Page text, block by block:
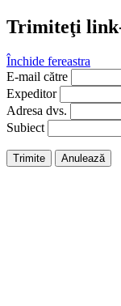
Trimiteţi
Închide fereastra
E-mail către
Expeditor
Adresa dvs.
Subiect
Trimite Anulează